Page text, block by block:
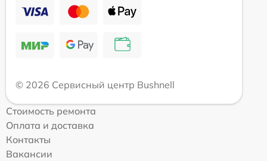
© 2026 Сервисный центр Bushnell
Стоимость ремонта
Оплата и доставка
Контакты
Вакансии